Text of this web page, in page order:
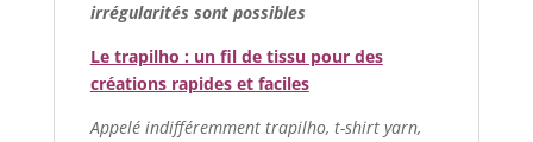
irrégularités sont possibles
Le trapilho : un fil de tissu pour des
créations rapides et faciles
Appelé indifféremment trapilho, t-shirt yarn,